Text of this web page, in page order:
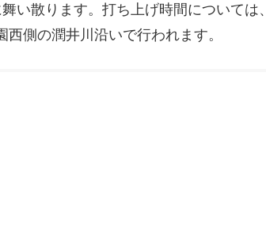
い散ります。打ち上げ時間については、
西側の潤井川沿いで行われます。